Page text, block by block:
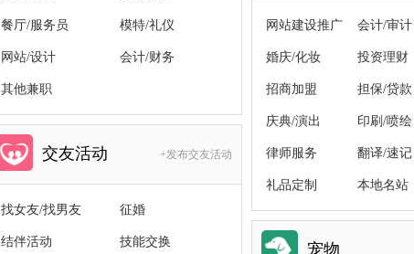
餐厅/服务员 模特/礼仪
网站/设计 会计/财务
其他兼职
交友活动 +发布交友活动
找女友/找男友 征婚
结伴活动 技能交换
网站建设推广 会计/审计
婚庆/化妆 投资理财
招商加盟 担保/贷款
庆典/演出 印刷/喷绘
律师服务 翻译/速记
礼品定制 本地名站
宠物